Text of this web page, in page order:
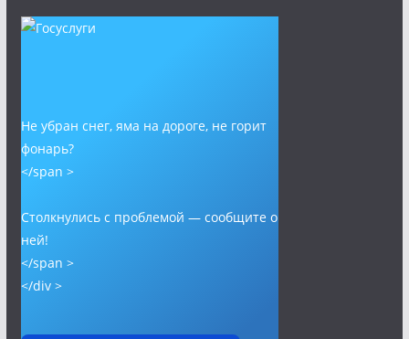
Не убран снег, яма на дороге, не горит
фонарь?
</span >
Столкнулись с проблемой — сообщите о
ней!
</span >
</div >